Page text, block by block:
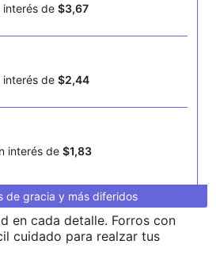
interés de $3,67
interés de $2,44
interés de $1,83
de gracia y más diferidos
en cada detalle. Forros con
cuidado para realzar tus